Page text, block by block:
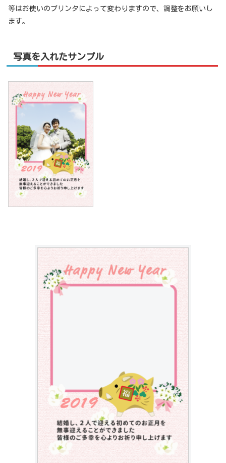
等はお使いのプリンタによって変わりますので、調整をお願いし
ます。
写真を入れたサンプル